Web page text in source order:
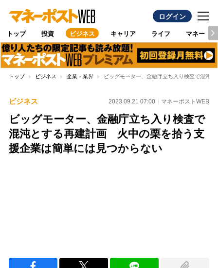
ログイン
トップ 投資 ビジネス キャリア ライフ マネー
トップ ビジネス 企業・業界 ビッグモーター、金融庁立ち入り検査で混沌
ビジネス 2023.09.21 07:00 マネーポストWEB
ビッグモーター、金融庁立ち入り検査で
混沌とする再建計画 火中の栗を拾う支
援企業は簡単には見つからない